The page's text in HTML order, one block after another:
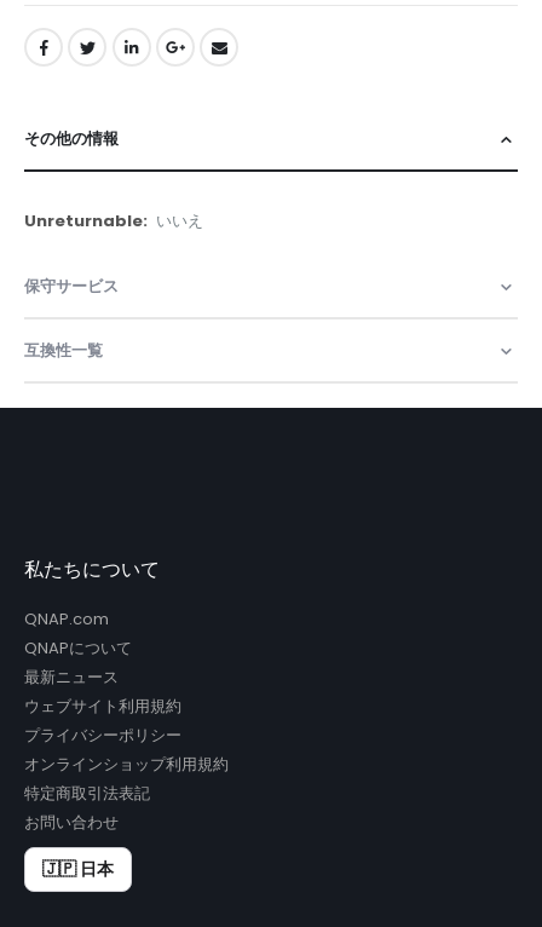
その他の情報
そ
の
情
報
いいえ
保守サービス
互換性一覧
私たちについて
QNAP.com
QNAPについて
最新ニュース
ウェブサイト利用規約
プライバシーポリシー
オンラインショップ利用規約
特定商取引法表記
お問い合わせ
🇯🇵 日本